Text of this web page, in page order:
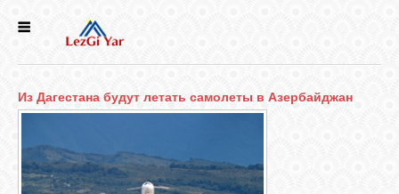
СЕЛА
ИСТОРИЯ
Из Дагестана будут летать самолеты в Азербайджан